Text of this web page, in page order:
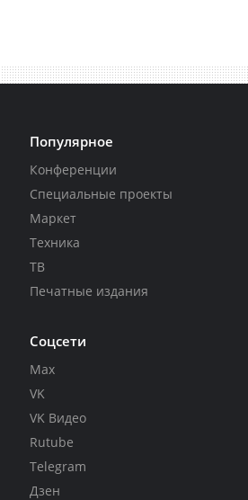
Популярное
Конференции
Специальные проекты
Маркет
Техника
ТВ
Печатные издания
Соцсети
Max
VK
VK Видео
Rutube
Telegram
Дзен